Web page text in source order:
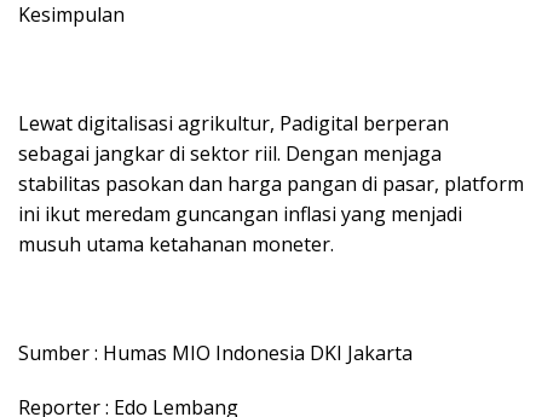
Kesimpulan
Lewat digitalisasi agrikultur, Padigital berperan
sebagai jangkar di sektor riil. Dengan menjaga
stabilitas pasokan dan harga pangan di pasar, platform
ini ikut meredam guncangan inflasi yang menjadi
musuh utama ketahanan moneter.
Sumber : Humas MIO Indonesia DKI Jakarta
Reporter : Edo Lembang